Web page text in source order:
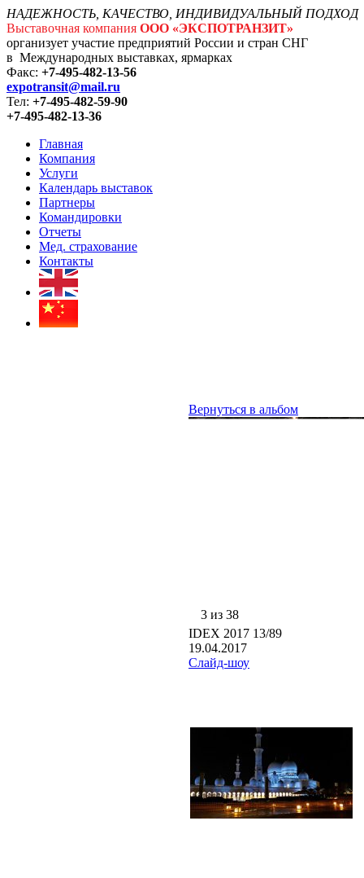
НАДЕЖНОСТЬ, КАЧЕСТВО, ИНДИВИДУАЛЬНЫЙ ПОДХОД
Выставочная компания ООО «ЭКСПОТРАНЗИТ»
организует участие предприятий России и стран СНГ
в Международных выставках, ярмарках
Факс: +7-495-482-13-56
expotransit@mail.ru
Тел: +7-495-482-59-90
+7-495-482-13-36
Главная
Компания
Услуги
Календарь выставок
Партнеры
Командировки
Отчеты
Мед. страхование
Контакты
Вернуться в альбом
3 из 38
IDEX 2017 13/89
19.04.2017
Слайд-шоу